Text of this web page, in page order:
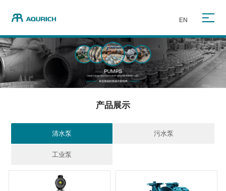
EN
产品展示
清水泵 污水泵
工业泵